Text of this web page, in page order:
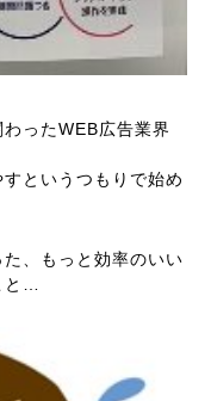
ったWEB広告業界
というつもりで始め
、もっと効率のいい
と…